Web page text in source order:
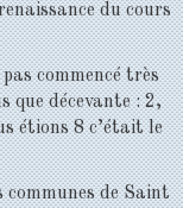
du cours
commencé très
décevante : 2,
étions 8 c’était le
communes de Saint